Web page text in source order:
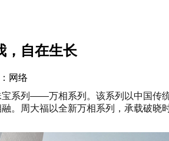
，自在生长
网络
系列——万相系列。该系列以中国传
。周大福以全新万相系列，承载破晓